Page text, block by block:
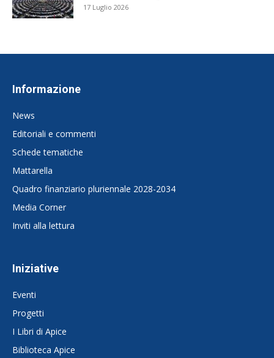
17 Luglio 2026
Informazione
News
Editoriali e commenti
Schede tematiche
Mattarella
Quadro finanziario pluriennale 2028-2034
Media Corner
Inviti alla lettura
Iniziative
Eventi
Progetti
I Libri di Apice
Biblioteca Apice